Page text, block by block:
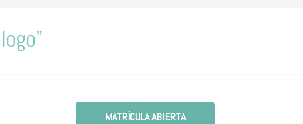
MATRÍCULA ABIERTA